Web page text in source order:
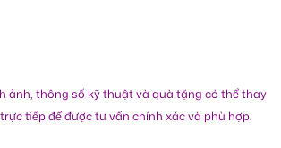
ảnh, thông số kỹ thuật và quà tặng có thể thay
tiếp để được tư vấn chính xác và phù hợp.